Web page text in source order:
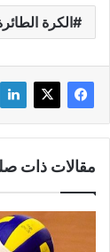
الكرة
مقالات ذات